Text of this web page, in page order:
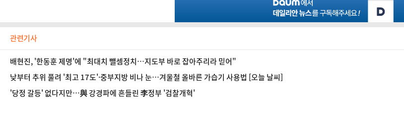
관련기사
배현진, '한동훈 제명'에 "최대치 뺄셈정치…지도부 바로 잡아주리라 믿어"
낮부터 추위 풀려 '최고 17도'·중부지방 비나 눈…겨울철 올바른 가습기 사용법 [오늘 날씨]
'당정 갈등' 없다지만…與 강경파에 흔들린 李정부 '검찰개혁'